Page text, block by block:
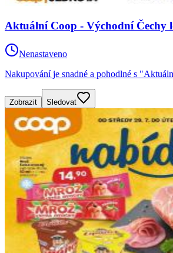
Aktuální Coop - Východní Čechy
Nenastaveno
Nakupování je snadné a pohodlné s
Zobrazit Sledovat